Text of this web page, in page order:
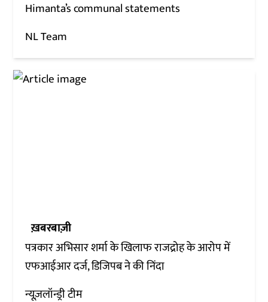
Himanta’s communal statements
NL Team
ख़बरबाज़ी
पत्रकार अभिसार शर्मा के खिलाफ राजद्रोह के आरोप में
एफआईआर दर्ज, डिजिपब ने की निंदा
न्यूज़लॉन्ड्री टीम